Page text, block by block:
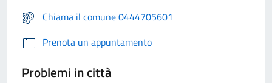
Chiama il comune 0444705601
Prenota un appuntamento
Problemi in città